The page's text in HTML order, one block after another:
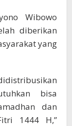
Wibowo
diberikan
yang
bisa
dan
1444 H,”